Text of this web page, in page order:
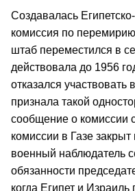
Создавалась
комиссия по
штаб переместился в
действовала до 1956
отказался
признала такой
сообщение о
комиссии в Газе
военный наблюдатель
обязанности
когда Египет и